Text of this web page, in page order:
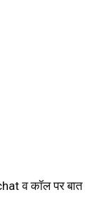
व कॉल पर बात